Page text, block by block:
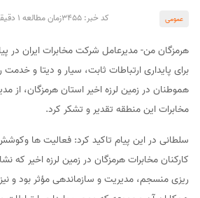
عمومی کد خبر: 3455 زمان مطالعه 1 دقیقه
هرمزگان من- مدیرعامل شرکت مخابرات ایران در
برای پایداری ارتباطات ثابت، سیار و دیتا و
هموطنان در زمین لرزه اخیر استان هرمزگان، از
مخابرات این منطقه تقدیر و تشکر کرد.
سلطانی در این پیام تاکید کرد: فعالیت ها
کارکنان مخابرات هرمزگان در زمین لرزه اخیر که
ریزی منسجم، مدیریت و سازماندهی مؤثر بود و